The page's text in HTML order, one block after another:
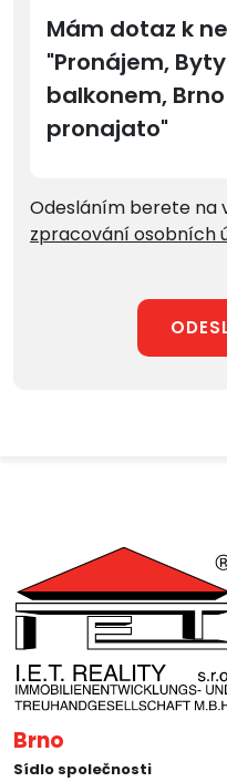
Odesláním berete na
zpracování osobních
Brno
Sídlo společnosti